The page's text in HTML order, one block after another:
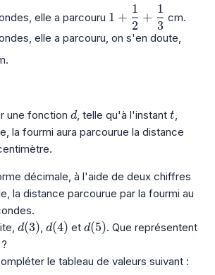
elle a parcouru 1 +
2
1
+
3
1
cm.
elle a parcouru, on s'en doute,
une fonction d
d, telle qu'à l'instant t
t
la fourmi aura parcourue la distance
décimale, à l'aide de deux chiffres
la distance parcourue par la fourmi au
d(3)
d(3) d(4)
d(4) et d(5)
d(5). Que représentent
le tableau de valeurs suivant :